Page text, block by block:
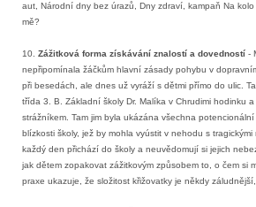
aut, Národní dny bez úrazů, Dny zdraví, kampaň Na
mě?
10. Zážitková forma získávání znalostí a dovedností -
nepřipomínala žáčkům hlavní zásady pohybu v
při besedách, ale dnes už vyráží s dětmi přímo do ulic.
třída 3. B. Základní školy Dr. Malíka v Chrudimi hodinku
strážníkem. Tam jim byla ukázána všechna
blízkosti školy, jež by mohla vyústit v nehodu s
každý den přichází do školy a neuvědomují si jejich
jak dětem zopakovat zážitkovým způsobem to, o čem si
praxe ukazuje, že složitost křižovatky je někdy